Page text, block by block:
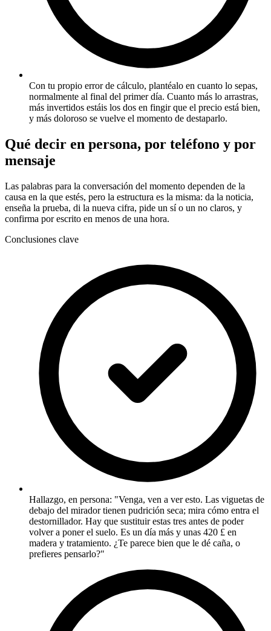
Con tu propio error de cálculo, plantéalo en cuanto lo sepas,
normalmente al final del primer día. Cuanto más lo arrastras,
más invertidos estáis los dos en fingir que el precio está bien,
y más doloroso se vuelve el momento de destaparlo.
Qué decir en persona, por teléfono y por
mensaje
Las palabras para la conversación del momento dependen de la
causa en la que estés, pero la estructura es la misma: da la noticia,
enseña la prueba, di la nueva cifra, pide un sí o un no claros, y
confirma por escrito en menos de una hora.
Conclusiones clave
Hallazgo, en persona: "Venga, ven a ver esto. Las viguetas de
debajo del mirador tienen pudrición seca; mira cómo entra el
destornillador. Hay que sustituir estas tres antes de poder
volver a poner el suelo. Es un día más y unas 420 £ en
madera y tratamiento. ¿Te parece bien que le dé caña, o
prefieres pensarlo?"